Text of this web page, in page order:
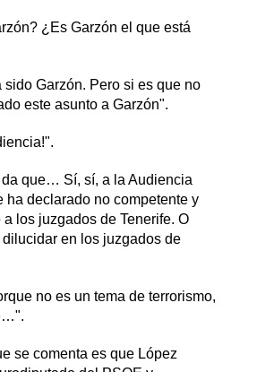
¿Es Garzón el que está
sido Garzón. Pero si es que no
este asunto a Garzón".
da que… Sí, sí, a la Audiencia
ha declarado no competente y
los juzgados de Tenerife. O
en los juzgados de
no es un tema de terrorismo,
se comenta es que López